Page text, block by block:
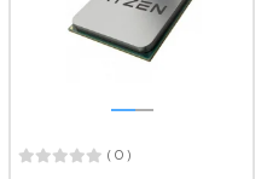
( 0 )